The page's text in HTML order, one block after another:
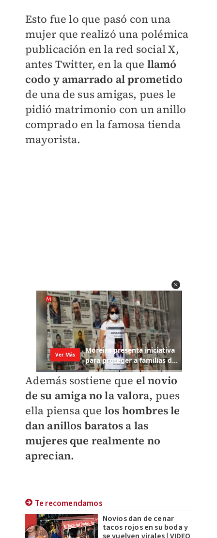
Esto fue lo que pasó con una
mujer que realizó una polémica
publicación en la red social X,
antes Twitter, en la que llamó ​​
codo y amarrado al prometido
de una de sus amigas, pues le
pidió matrimonio con un anillo
comprado en la famosa tienda
mayorista.
Además sostiene que el novio
de su amiga no la valora, pues
ella piensa que los hombres le
dan anillos baratos a las
mujeres que realmente no
aprecian.
Te recomendamos
Novios dan de cenar
tacos rojos en su boda y